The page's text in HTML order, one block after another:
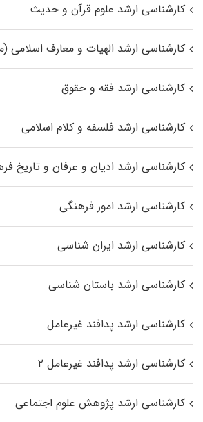
کارشناسی ارشد علوم قرآن و حدیث
کارشناسی ارشد الهیات و معارف
کارشناسی ارشد فقه و حقوق
کارشناسی ارشد فلسفه و کلام اسلامی
کارشناسی ارشد ادیان و عرفان و تاریخ
کارشناسی ارشد امور فرهنگی
کارشناسی ارشد ایران شناسی
کارشناسی ارشد باستان شناسی
کارشناسی ارشد پدافند غیرعامل
کارشناسی ارشد پدافند غیرعامل ۲
کارشناسی ارشد پژوهش علوم اجتماعی